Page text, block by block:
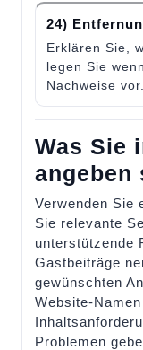
24)
Erklären Sie,
legen Sie
Nachweise vor.
Was Sie
angeben
Verwenden Sie
Sie relevante
unterstützende
Gastbeiträge
gewünschten
Website-
Problemen